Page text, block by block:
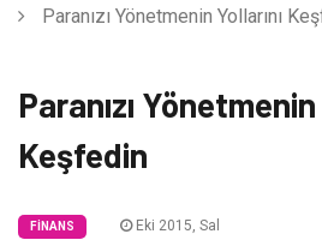
Paranızı Yönetmenin Yollarını
Paranızı Yönetmenin
Keşfedin
FINANS Eki 2015, Sal